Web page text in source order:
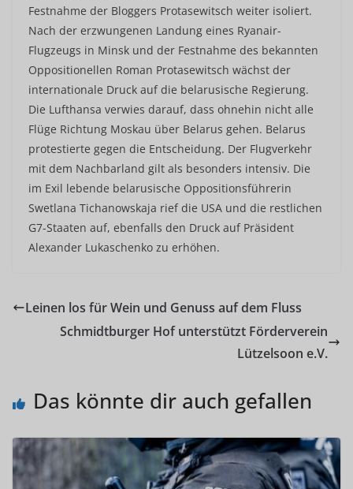
Festnahme der Bloggers Protasewitsch weiter isoliert.
Nach der erzwungenen Landung eines Ryanair-
Flugzeugs in Minsk und der Festnahme des bekannten
Oppositionellen Roman Protasewitsch wächst der
internationale Druck auf die belarusische Regierung.
Die Lufthansa verwies darauf, dass ohnehin nicht alle
Flüge Richtung Moskau über Belarus gehen. Belarus
protestierte gegen die Entscheidung. Der Flugverkehr
mit dem Nachbarland gilt als besonders intensiv. Die
im Exil lebende belarusische Oppositionsführerin
Swetlana Tichanowskaja rief die USA und die restlichen
G7-Staaten auf, ebenfalls den Druck auf Präsident
Alexander Lukaschenko zu erhöhen.
Leinen los für Wein und Genuss auf dem Fluss
Schmidtburger Hof unterstützt Förderverein
Lützelsoon e.V.
Das könnte dir auch gefallen